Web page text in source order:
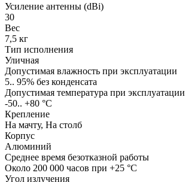
Усиление антенны (dBi)
30
Вес
7,5 кг
Тип исполнения
Уличная
Допустимая влажность при эксплуатации
5.. 95% без конденсата
Допустимая температура при эксплуатации
-50.. +80 °C
Крепление
На мачту, На столб
Корпус
Алюминий
Среднее время безотказной работы
Около 200 000 часов при +25 °C
Угол излучения